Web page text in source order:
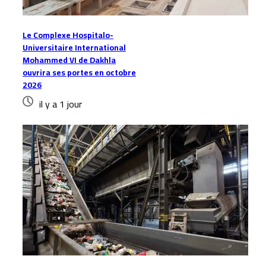
Le Complexe Hospitalo-
Universitaire International
Mohammed VI de Dakhla
ouvrira ses portes en octobre
2026
il y a 1 jour